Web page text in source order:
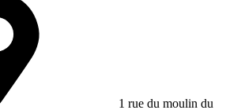
1 rue du moulin du